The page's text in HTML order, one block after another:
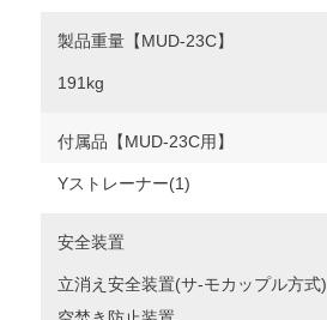
製品重量【MUD-23C】
191kg
付属品【MUD-23C用】
Yストレーナー(1)
安全装置
立消え安全装置(サ-モカップル方式)